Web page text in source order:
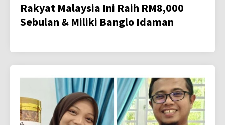
Rakyat Malaysia Ini Raih RM8,000
Sebulan & Miliki Banglo Idaman